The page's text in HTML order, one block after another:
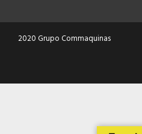
2020 Grupo Commaquinas